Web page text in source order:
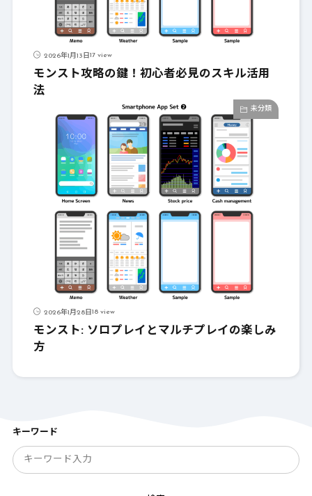
2026年1月13日17 view
モンスト攻略の鍵！初心者必見のスキル活用
法
未分類
2026年1月28日18 view
モンスト: ソロプレイとマルチプレイの楽しみ
方
キーワード